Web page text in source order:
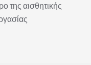
της αισθητικής